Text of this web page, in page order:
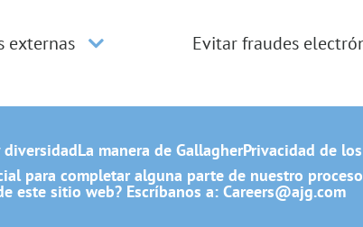
externas Evitar fraudes
La manera de GallagherPrivacidad de los
para completar alguna parte de nuestro
este sitio web? Escríbanos a: Careers@ajg.com